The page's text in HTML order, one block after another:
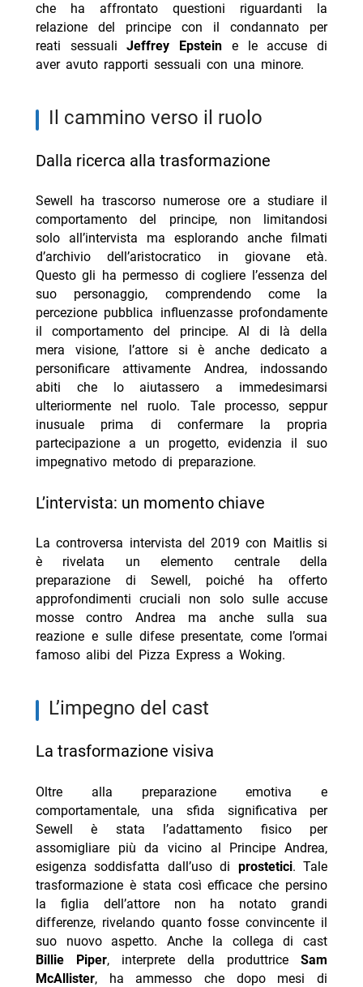
- Don’t Say Good Luck: il film Netflix dal 14 agosto
- Netflix perde copia film Nicolas Cage, causa da 105
mln
che ha affrontato questioni riguardanti la
relazione del principe con il condannato per
reati sessualiJeffrey Epstein e le accuse di
aver avuto rapporti sessuali con una minore.
il cammino verso il ruolo
dalla ricerca alla trasformazione
Sewell ha trascorso numerose ore a studiare il
comportamento del principe, non limitandosi
solo all’intervista ma esplorando anche filmati
d’archivio dell’aristocratico in giovane età.
Questo gli ha permesso di cogliere l’essenza del
suo personaggio, comprendendo come la
percezione pubblica influenzasse profondamente
il comportamento del principe. Al di là della
mera visione, l’attore si è anche dedicato a
personificare attivamente Andrea, indossando
abiti che lo aiutassero a immedesimarsi
ulteriormente nel ruolo. Tale processo, seppur
inusuale prima di confermare la propria
partecipazione a un progetto, evidenzia il suo
impegnativo metodo di preparazione.
l’intervista: un momento chiave
La controversa intervista del 2019 con Maitlis si
è rivelata un elemento centrale della
preparazione di Sewell, poiché ha offerto
approfondimenti cruciali non solo sulle accuse
mosse contro Andrea ma anche sulla sua
reazione e sulle difese presentate, come l’ormai
famoso alibi del Pizza Express a Woking.
l’impegno del cast
la trasformazione visiva
Oltre alla preparazione emotiva e
comportamentale, una sfida significativa per
Sewell è stata l’adattamento fisico per
assomigliare più da vicino al Principe Andrea,
esigenza soddisfatta dall’uso di prostetici. Tale
trasformazione è stata così efficace che persino
la figlia dell’attore non ha notato grandi
differenze, rivelando quanto fosse convincente il
suo nuovo aspetto. Anche la collega di cast
Billie Piper, interprete della produttriceSam
McAllister, ha ammesso che dopo mesi di